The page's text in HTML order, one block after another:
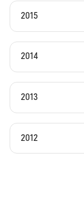
2015
2014
2013
2012